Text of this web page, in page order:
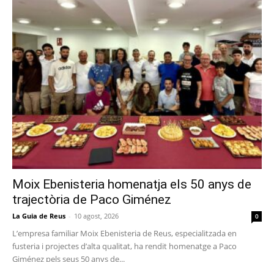
Moix Ebenisteria homenatja els 50 anys de
trajectòria de Paco Giménez
La Guia de Reus - 10 agost, 2026 0
L’empresa familiar Moix Ebenisteria de Reus, especialitzada en
fusteria i projectes d’alta qualitat, ha rendit homenatge a Paco
Giménez pels seus 50 anys de...